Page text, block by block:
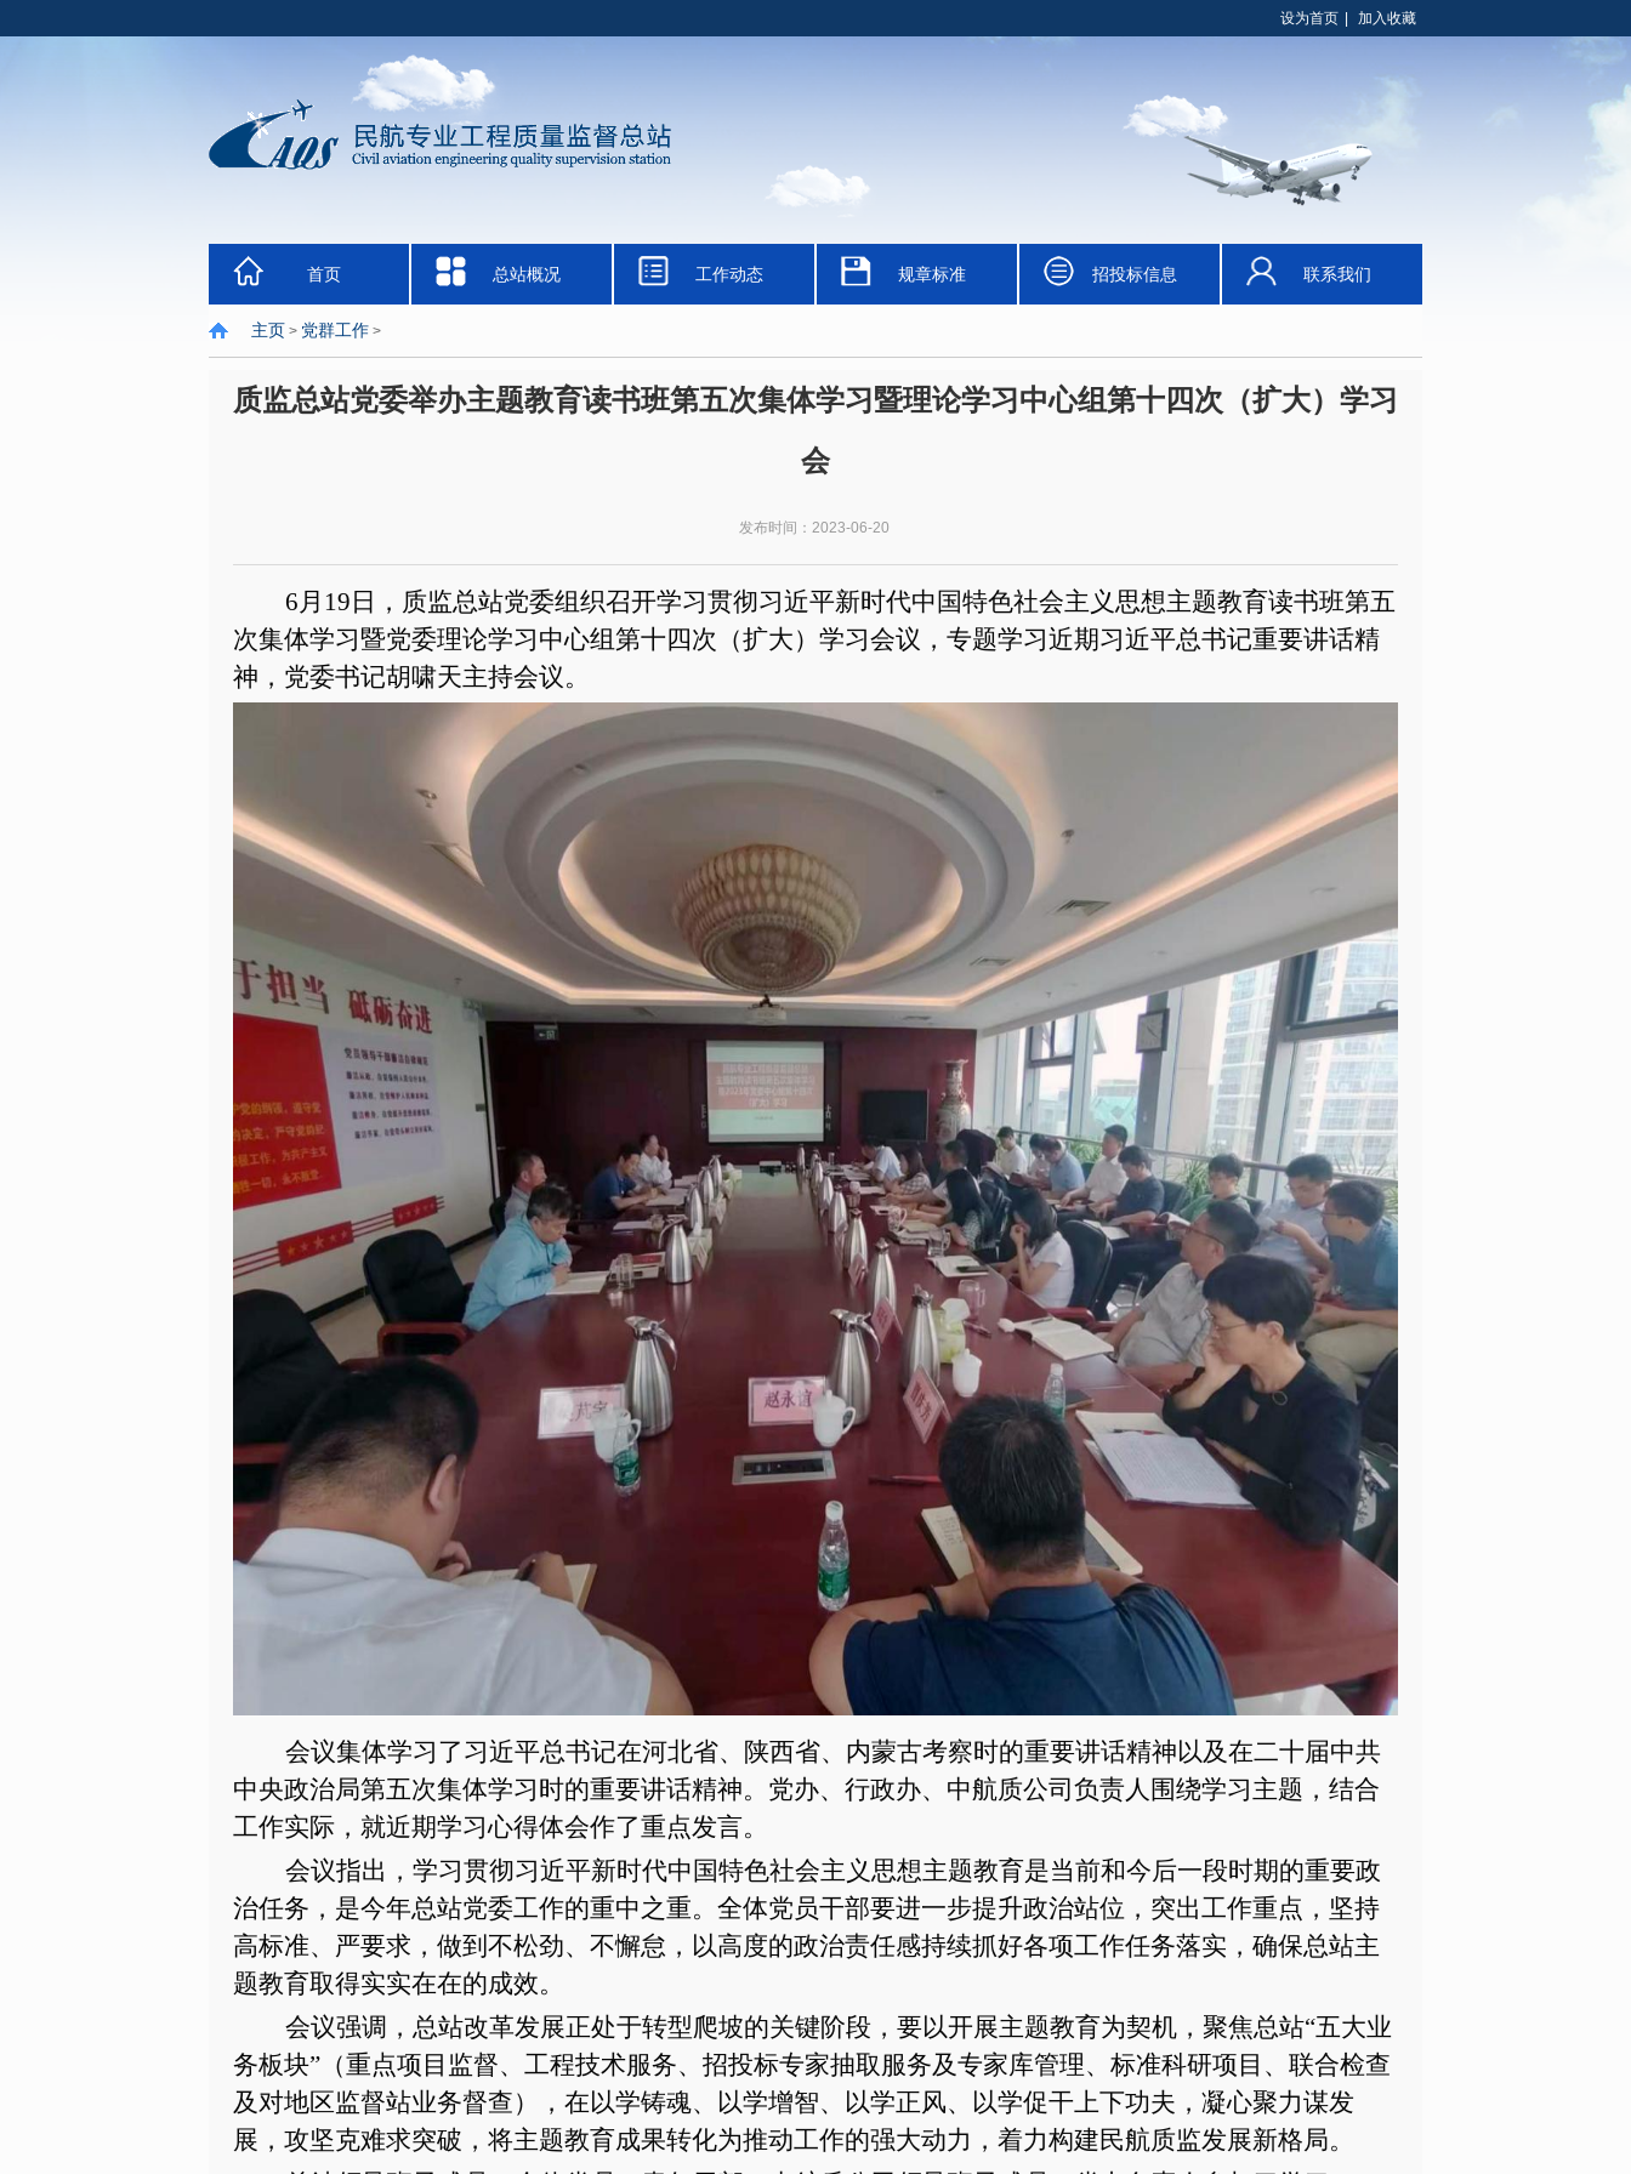
设为首页 加入收藏
首页 总站概况 工作动态 规章标准 招投标信息 联系我们
主页 > 党群工作 >
质监总站党委举办主题教育读书班第五次集体学习暨理论学习中心组第十四次（扩大）学习
会
发布时间：2023-06-20
6月19日，质监总站党委组织召开学习贯彻习近平新时代中国特色社会主义思想主题教育读书班第五
次集体学习暨党委理论学习中心组第十四次（扩大）学习会议，专题学习近期习近平总书记重要讲话精
神，党委书记胡啸天主持会议。
会议集体学习了习近平总书记在河北省、陕西省、内蒙古考察时的重要讲话精神以及在二十届中共
中央政治局第五次集体学习时的重要讲话精神。党办、行政办、中航质公司负责人围绕学习主题，结合
工作实际，就近期学习心得体会作了重点发言。
会议指出，学习贯彻习近平新时代中国特色社会主义思想主题教育是当前和今后一段时期的重要政
治任务，是今年总站党委工作的重中之重。全体党员干部要进一步提升政治站位，突出工作重点，坚持
高标准、严要求，做到不松劲、不懈怠，以高度的政治责任感持续抓好各项工作任务落实，确保总站主
题教育取得实实在在的成效。
会议强调，总站改革发展正处于转型爬坡的关键阶段，要以开展主题教育为契机，聚焦总站“五大业
务板块”（重点项目监督、工程技术服务、招投标专家抽取服务及专家库管理、标准科研项目、联合检查
及对地区监督站业务督查），在以学铸魂、以学增智、以学正风、以学促干上下功夫，凝心聚力谋发
展，攻坚克难求突破，将主题教育成果转化为推动工作的强大动力，着力构建民航质监发展新格局。